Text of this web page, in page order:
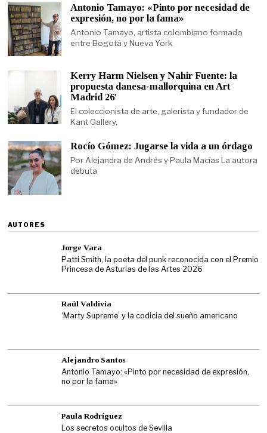
Antonio Tamayo: «Pinto por necesidad de
expresión, no por la fama»
Antonio Tamayo, artista colombiano formado
entre Bogotá y Nueva York
Kerry Harm Nielsen y Nahir Fuente: la
propuesta danesa-mallorquina en Art
Madrid 26′
El coleccionista de arte, galerista y fundador de
Kant Gallery,
Rocío Gómez: Jugarse la vida a un órdago
Por Alejandra de Andrés y Paula Macías La autora
debuta
AUTORES
Jorge Vara
Patti Smith, la poeta del punk reconocida con el Premio
Princesa de Asturias de las Artes 2026
Raúl Valdivia
‘Marty Supreme’ y la codicia del sueño americano
Alejandro Santos
Antonio Tamayo: «Pinto por necesidad de expresión,
no por la fama»
Paula Rodríguez
Los secretos ocultos de Sevilla